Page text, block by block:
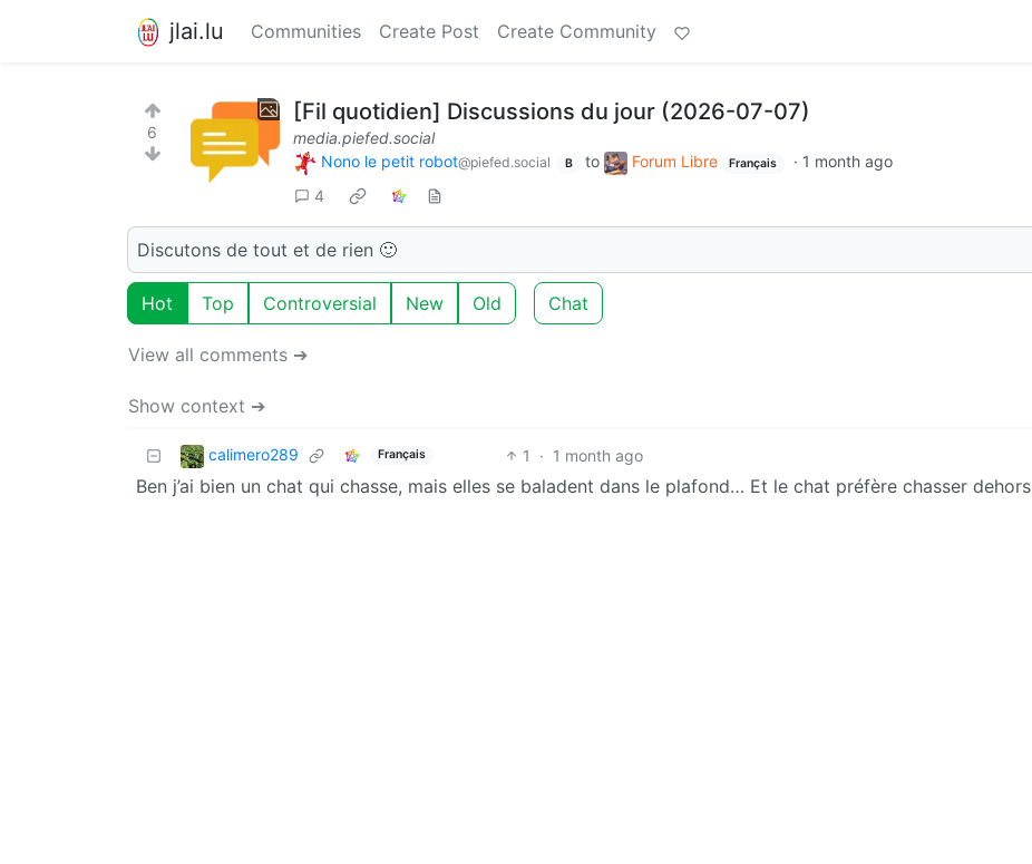
jlai.lu Communities Create Post Create Community
6
[Fil quotidien] Discussions du jour (2026-07-07)
media.piefed.social
Nono le petit robot@piefed.social B to Forum Libre Français · 1 month ago
4
Discutons de tout et de rien 🙂
Hot Top Controversial New Old Chat
View all comments ➔
Show context ➔
calimero289 Français 1 · 1 month ago
Ben j’ai bien un chat qui chasse, mais elles se baladent dans le plafond… Et le chat préfère chasser dehors